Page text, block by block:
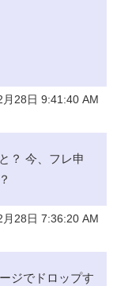
月28日 9:41:40 AM
？ 今、フレ申
月28日 7:36:20 AM
ジでドロップす